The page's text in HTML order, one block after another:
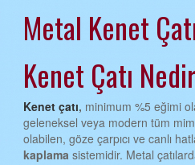
AYDIN KENET ÇATI
BALIKESİR KENET ÇATI
BİLECİK KENET ÇATI
BİNGÖL KENET ÇATI
BİTLİS KENET ÇATI
BOLU KENET ÇATI
Metal Kenet
Kenet Çatı
Kenet çatı, minimum %5 eğimi
geleneksel veya modern tüm
olabilen, göze çarpıcı ve canlı
kaplamasistemidir. Metal